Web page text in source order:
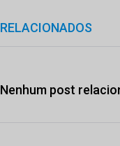
RELACIONADOS
Nenhum post